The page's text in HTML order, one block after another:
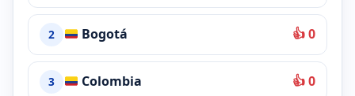
2 Bogotá 👍 0
3 Colombia 👍 0